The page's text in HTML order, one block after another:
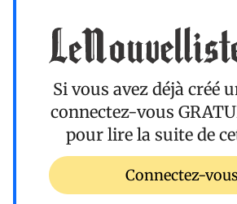
Si vous avez déjà créé
connectez-vous
pour lire la suite de
Connectez-vous